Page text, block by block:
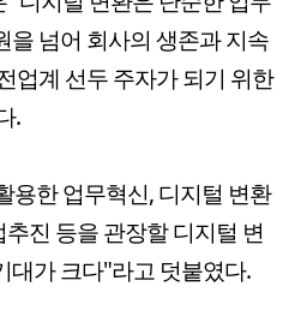
을 넘어 회사의 생존과 지속
업계 선두 주자가 되기 위한
.
용한 업무혁신, 디지털 변환
진 등을 관장할 디지털 변
대가 크다"라고 덧붙였다.